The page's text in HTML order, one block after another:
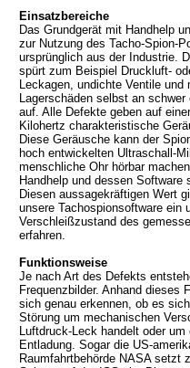
Einsatzbereiche
Das Grundgerät mit Handhelp
zur Nutzung des Tacho-Spion-
ursprünglich aus der Industrie.
spürt zum Beispiel Druckluft-
Leckagen, undichte Ventile und
Lagerschäden selbst an
auf. Alle Defekte geben auf
Kilohertz charakteristische
Diese Geräusche kann der
hoch entwickelten Ultraschall-
menschliche Ohr hörbar
Handhelp und dessen Software
Diesen aussagekräftigen Wert
unsere Tachospionsoftware ein
Verschleißzustand des
erfahren.
Funktionsweise
Je nach Art des Defekts
Frequenzbilder. Anhand dieses
sich genau erkennen, ob es
Störung um mechanischen
Luftdruck-Leck handelt oder
Entladung. Sogar die US-
Raumfahrtbehörde NASA setzt